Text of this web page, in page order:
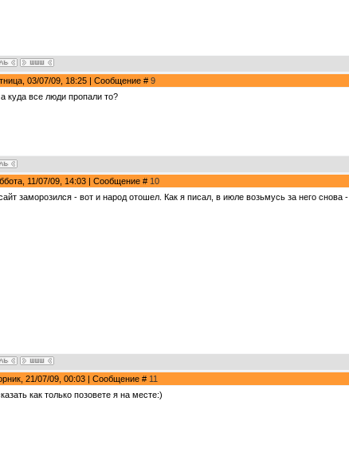
03/07/09, 18:25 | Сообщение # 9
куда все люди пропали то?
11/07/09, 14:03 | Сообщение # 10
сайт заморозился - вот и народ отошел. Как я писал, в июле возьмусь за него
21/07/09, 00:03 | Сообщение # 11
как только позовете я на месте:)